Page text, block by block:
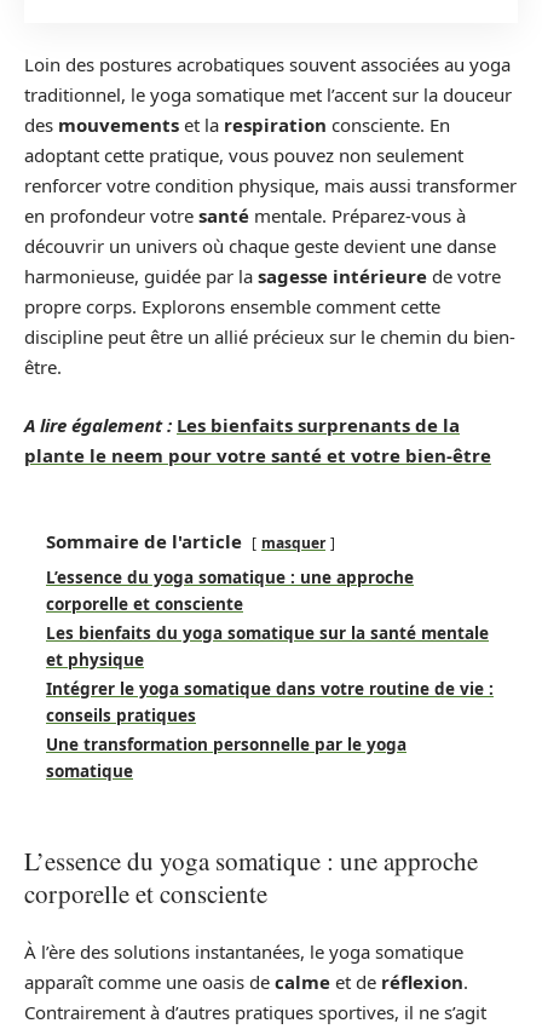
Loin des postures acrobatiques souvent associées au yoga
traditionnel, le yoga somatique met l’accent sur la douceur
des mouvements et la respiration consciente. En
adoptant cette pratique, vous pouvez non seulement
renforcer votre condition physique, mais aussi transformer
en profondeur votre santé mentale. Préparez-vous à
découvrir un univers où chaque geste devient une danse
harmonieuse, guidée par la sagesse intérieure de votre
propre corps. Explorons ensemble comment cette
discipline peut être un allié précieux sur le chemin du bien-
être.
A lire également : Les bienfaits surprenants de la
plante le neem pour votre santé et votre bien-être
Sommaire de l'article masquer
L’essence du yoga somatique : une approche
corporelle et consciente
Les bienfaits du yoga somatique sur la santé mentale
et physique
Intégrer le yoga somatique dans votre routine de vie :
conseils pratiques
Une transformation personnelle par le yoga
somatique
L’essence du yoga somatique : une approche
corporelle et consciente
À l’ère des solutions instantanées, le yoga somatique
apparaît comme une oasis de calme et de réflexion.
Contrairement à d’autres pratiques sportives, il ne s’agit